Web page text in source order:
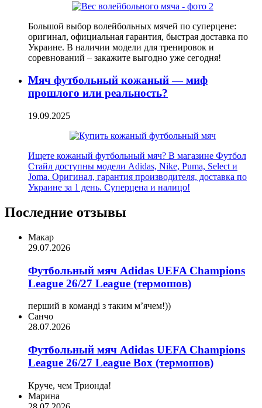
Большой выбор волейбольных мячей по суперцене:
оригинал, официальная гарантия, быстрая доставка по
Украине. В наличии модели для тренировок и
соревнований – закажите выгодно уже сегодня!
Мяч футбольный кожаный — миф
прошлого или реальность?
19.09.2025
Ищете кожаный футбольный мяч? В магазине Футбол
Стайл доступны модели Adidas, Nike, Puma, Select и
Joma. Оригинал, гарантия производителя, доставка по
Украине за 1 день. Суперцена и налицо!
Последние отзывы
Макар
29.07.2026
Футбольный мяч Adidas UEFA Champions
League 26/27 League (термошов)
перший в команді з таким мʼячем!))
Санчо
28.07.2026
Футбольный мяч Adidas UEFA Champions
League 26/27 League Box (термошов)
Круче, чем Трионда!
Марина